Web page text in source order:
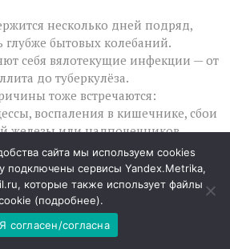
несколько дней подряд,
бытовых колебаний.
себя вялотекущие инфекции — от
до туберкулёза.
тоже встречаются:
воспаления в кишечнике, сбои
железы или надпочечников.
становится спутником синдрома
или онкологических
стоит помнить о лекарствах:
включая антибиотики и
могут влиять на
сайта мы используем cookies
подключены сервисы Yandex.Metrika,
которые также использует файлы
(подробнее).
Я согласен/согласна